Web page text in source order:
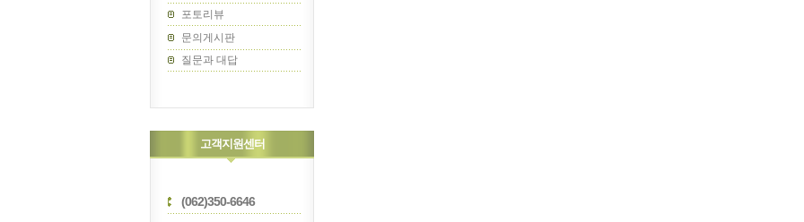
포토리뷰
문의게시판
질문과 대답
고객지원센터
(062)350-6646